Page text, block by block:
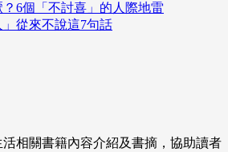
6個「不討喜」的人際地雷
從來不說這7句話
相關書籍內容介紹及書摘，協助讀者